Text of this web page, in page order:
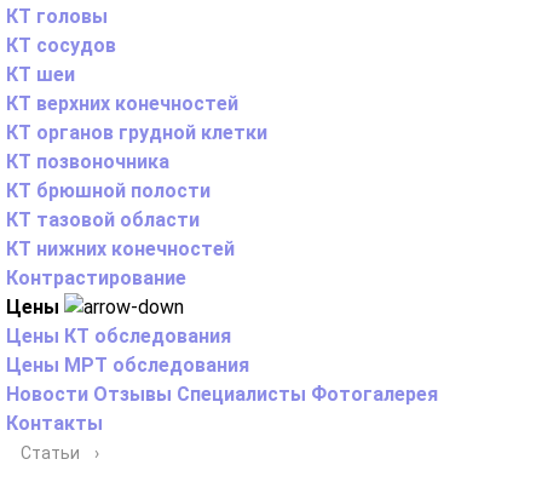
КТ головы
КТ сосудов
КТ шеи
КТ верхних конечностей
КТ органов грудной клетки
КТ позвоночника
КТ брюшной полости
КТ тазовой области
КТ нижних конечностей
Контрастирование
Цены
Цены КТ обследования
Цены МРТ обследования
Новости Отзывы Специалисты Фотогалерея
Контакты
Статьи ›